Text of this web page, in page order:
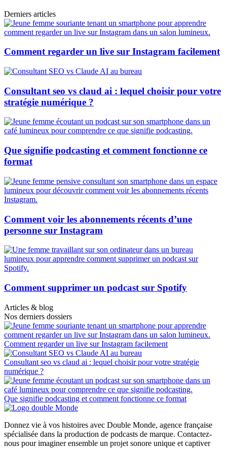
Derniers articles
Comment regarder un live sur Instagram facilement
Consultant seo vs claud ai : lequel choisir pour votre
stratégie numérique ?
Que signifie podcasting et comment fonctionne ce
format
Comment voir les abonnements récents d’une
personne sur Instagram
Comment supprimer un podcast sur Spotify
Articles & blog
Nos derniers dossiers
Comment regarder un live sur Instagram facilement
Consultant seo vs claud ai : lequel choisir pour votre stratégie
numérique ?
Que signifie podcasting et comment fonctionne ce format
Donnez vie à vos histoires avec Double Monde, agence française
spécialisée dans la production de podcasts de marque. Contactez-
nous pour imaginer ensemble un projet sonore unique et captiver